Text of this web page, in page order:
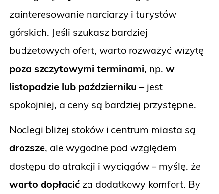
zainteresowanie narciarzy i turystów
górskich. Jeśli szukasz bardziej
budżetowych ofert, warto rozważyć wizytę
poza szczytowymi terminami, np. w
listopadzie lub październiku – jest
spokojniej, a ceny są bardziej przystępne.
Noclegi bliżej stoków i centrum miasta są
droższe, ale wygodne pod względem
dostępu do atrakcji i wyciągów – myślę, że
warto dopłacić za dodatkowy komfort. By